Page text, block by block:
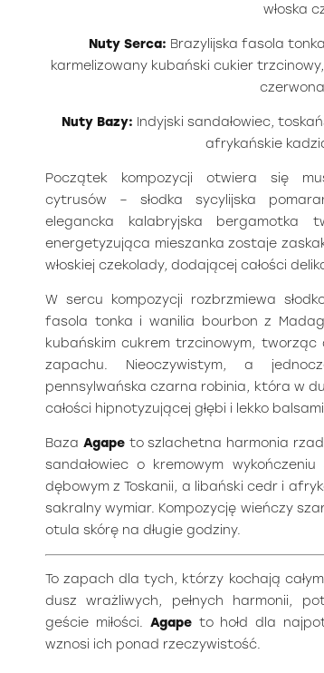
włoska
Nuty Serca: Brazylijska fasola
karmelizowany kubański cukier
Nuty Bazy: Indyjski sandałowiec,
afrykańskie
Początek kompozycji otwiera się
cytrusów – słodka sycylijska
elegancka kalabryjska
energetyzująca mieszanka zostaje
włoskiej czekolady, dodającej całości
W sercu kompozycji rozbrzmiewa
fasola tonka i wanilia bourbon z
kubańskim cukrem trzcinowym,
zapachu. Nieoczywistym, a
pennsylwańska czarna robinia, która w
całości hipnotyzującej głębi i lekko
Baza Agapeto szlachetna harmonia
sandałowiec o kremowym
dębowym z Toskanii, a libański cedr i
sakralny wymiar. Kompozycję wieńczy
otula skórę na długie godziny.
To zapach dla tych, którzy kochają
dusz wrażliwych, pełnych harmonii,
geście miłości. Agapeto hołd dla
wznosi ich ponad rzeczywistość.